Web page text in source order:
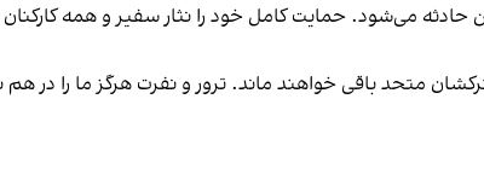
حادثه می‌شود. حمایت کامل خود را نثار سفیر و همه
متحد باقی خواهند ماند. ترور و نفرت هرگز ما را در